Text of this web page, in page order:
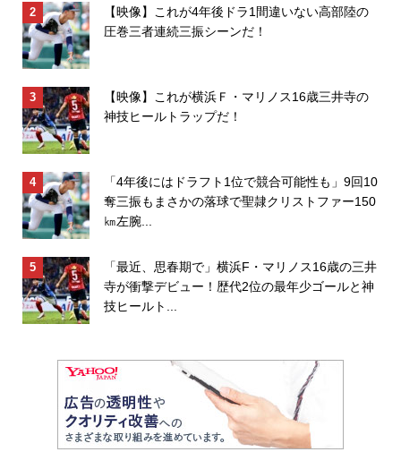
【映像】これが4年後ドラ1間違いない高部陸の
圧巻三者連続三振シーンだ！
【映像】これが横浜Ｆ・マリノス16歳三井寺の
神技ヒールトラップだ！
「4年後にはドラフト1位で競合可能性も」9回10
奪三振もまさかの落球で聖隷クリストファー150
㎞左腕...
「最近、思春期で」横浜F・マリノス16歳の三井
寺が衝撃デビュー！歴代2位の最年少ゴールと神
技ヒールト...